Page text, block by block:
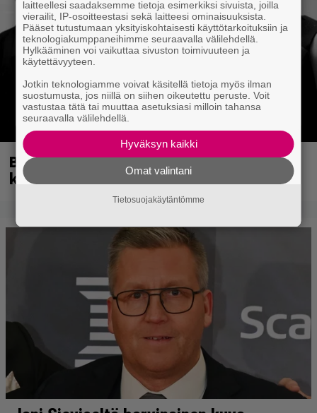
Blind Channel palasi tauolta – tältä
kuulostaa uusi musiikki
laitteellesi saadaksemme tietoja esimerkiksi sivuista, joilla
vierailit, IP-osoitteestasi sekä laitteesi ominaisuuksista.
Pääset tutustumaan yksityiskohtaisesti käyttötarkoituksiin ja
teknologiakumppaneihimme seuraavalla välilehdellä.
Hylkääminen voi vaikuttaa sivuston toimivuuteen ja
käytettävyyteen.
Jotkin teknologiamme voivat käsitellä tietoja myös ilman
suostumusta, jos niillä on siihen oikeutettu peruste. Voit
vastustaa tätä tai muuttaa asetuksiasi milloin tahansa
seuraavalla välilehdellä.
Hyväksyn kaikki
Omat valintani
Tietosuojakäytäntömme